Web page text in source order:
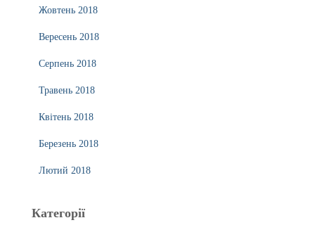
Жовтень 2018
Вересень 2018
Серпень 2018
Травень 2018
Квітень 2018
Березень 2018
Лютий 2018
Категорії